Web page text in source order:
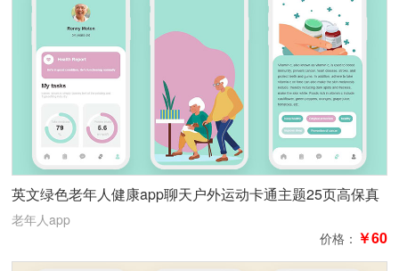
英文绿色老年人健康app聊天户外运动卡通主题25页高保真
含交互
老年人app
价格： ￥60